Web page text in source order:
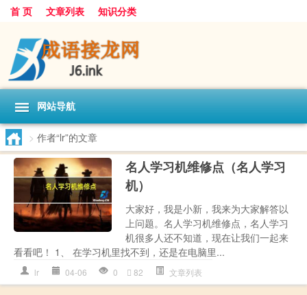
首 页 文章列表 知识分类
网站导航
> 作者“lr”的文章
名人学习机维修点（名人学习
机）
大家好，我是小新，我来为大家解答以
上问题。名人学习机维修点，名人学习
机很多人还不知道，现在让我们一起来
看看吧！ 1、 在学习机里找不到，还是在电脑里...
lr 04-06 0 82 文章列表